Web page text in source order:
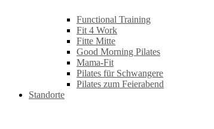
Functional Training
Fit 4 Work
Fitte Mitte
Good Morning Pilates
Mama-Fit
Pilates für Schwangere
Pilates zum Feierabend
Standorte